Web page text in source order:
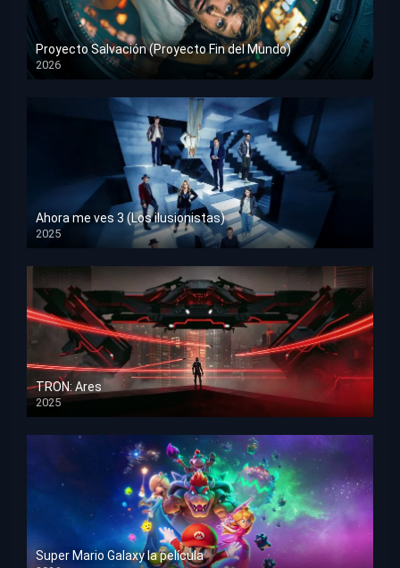
Proyecto Salvación (Proyecto Fin del Mundo)
2026
HD 1080p
Ahora me ves 3 (Los ilusionistas)
2025
HD 1080p
TRON: Ares
2025
HD 1080p
Super Mario Galaxy la película